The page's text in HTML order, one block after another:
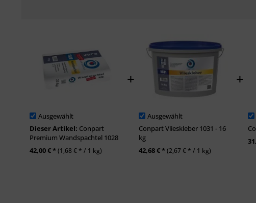
Ausgewählt
Dieser Artikel: Conpart
Premium Wandspachtel 1028
42,00 € *(1,68 € * / 1 kg)
Ausgewählt
Conpart Vlieskleber 1031 - 16
kg
42,68 € *(2,67 € * / 1 kg)